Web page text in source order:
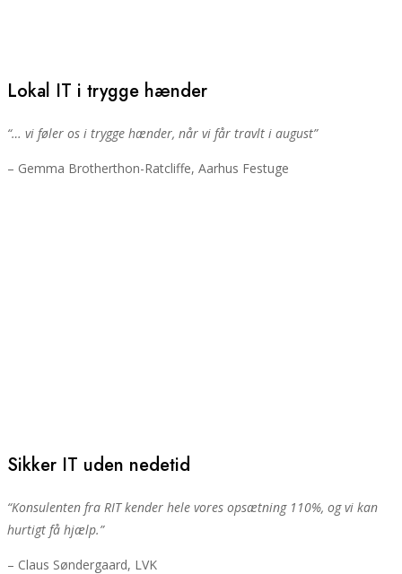
Lokal IT i trygge hænder
“… vi føler os i trygge hænder, når vi får travlt i august”
– Gemma Brotherthon-Ratcliffe, Aarhus Festuge
Sikker IT uden nedetid
“Konsulenten fra RIT kender hele vores opsætning 110%, og vi kan
hurtigt få hjælp.”
– Claus Søndergaard, LVK